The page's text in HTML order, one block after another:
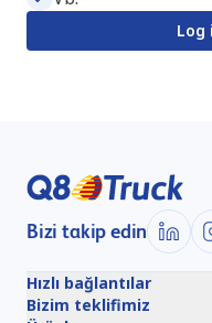
Log
Bizi takip edin
Hızlı bağlantılar
Bizim teklifimiz